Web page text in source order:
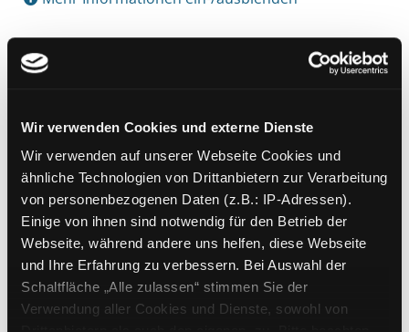
Wir verwenden Cookies und externe Dienste
Wir verwenden auf unserer Webseite Cookies und
ähnliche Technologien von Drittanbietern zur Verarbeitung
von personenbezogenen Daten (z.B.: IP-Adressen).
Einige von ihnen sind notwendig für den Betrieb der
Webseite, während andere uns helfen, diese Webseite
und Ihre Erfahrung zu verbessern. Bei Auswahl der
Schaltfläche „Alle zulassen“ stimmen Sie der
Verwendung aller Cookies und Dienste, sowohl von
Exemplare
Zweigstelle: Nord - Geidorf
Signatur: JE.J SCHEL
Standort 2: Ausleihe
Status: Verfügbar
Vorbestellungen:0
Mediengruppe:Kinderbuch
Frist:
Barcode: 2308SB03090